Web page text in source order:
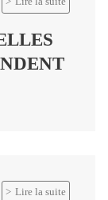
Lire la suite